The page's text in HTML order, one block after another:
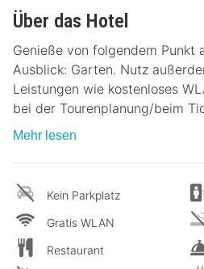
Über das Hotel
Genieße von folgendem Punkt
Ausblick: Garten. Nutz
Leistungen wie kostenloses
bei der Tourenplanung/beim
Mehr lesen
Kein Parkplatz
Gratis WLAN
Restaurant